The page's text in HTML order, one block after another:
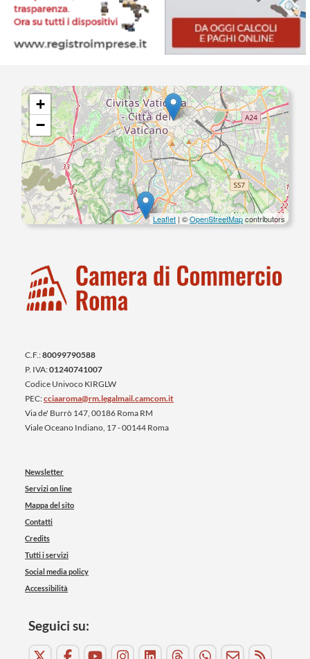
+
−
Leaflet | ©OpenStreetMapcontributors
C.F.:80099790588
P. IVA:01240741007
Codice Univoco KIRGLW
PEC:cciaaroma@rm.legalmail.camcom.it
Via de' Burrò 147, 00186 Roma RM
Viale Oceano Indiano, 17 - 00144 Roma
Newsletter
Servizi on line
Mappa del sito
Contatti
Credits
Tutti i servizi
Social media policy
Accessibilità
Seguici su: